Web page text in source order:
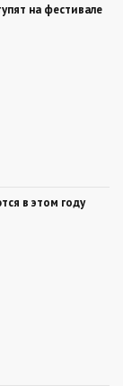
на фестивале
в этом году